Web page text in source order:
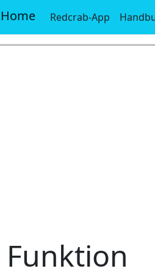
Redcrab-App
Funktion